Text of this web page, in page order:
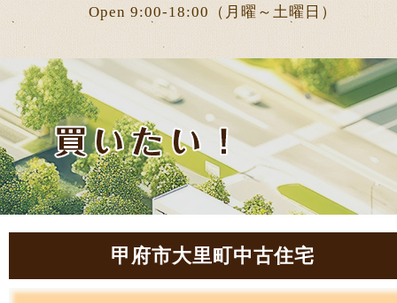
Open 9:00-18:00（月曜～土曜日）
甲府市大里町中古住宅